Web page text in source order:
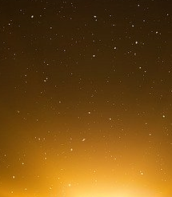
et pourquoi
« dada » c’est
se passionne
en 2020 avec un
l’initiative du
est soutenu par
libéral dessinée par
l’IA est le cheval de